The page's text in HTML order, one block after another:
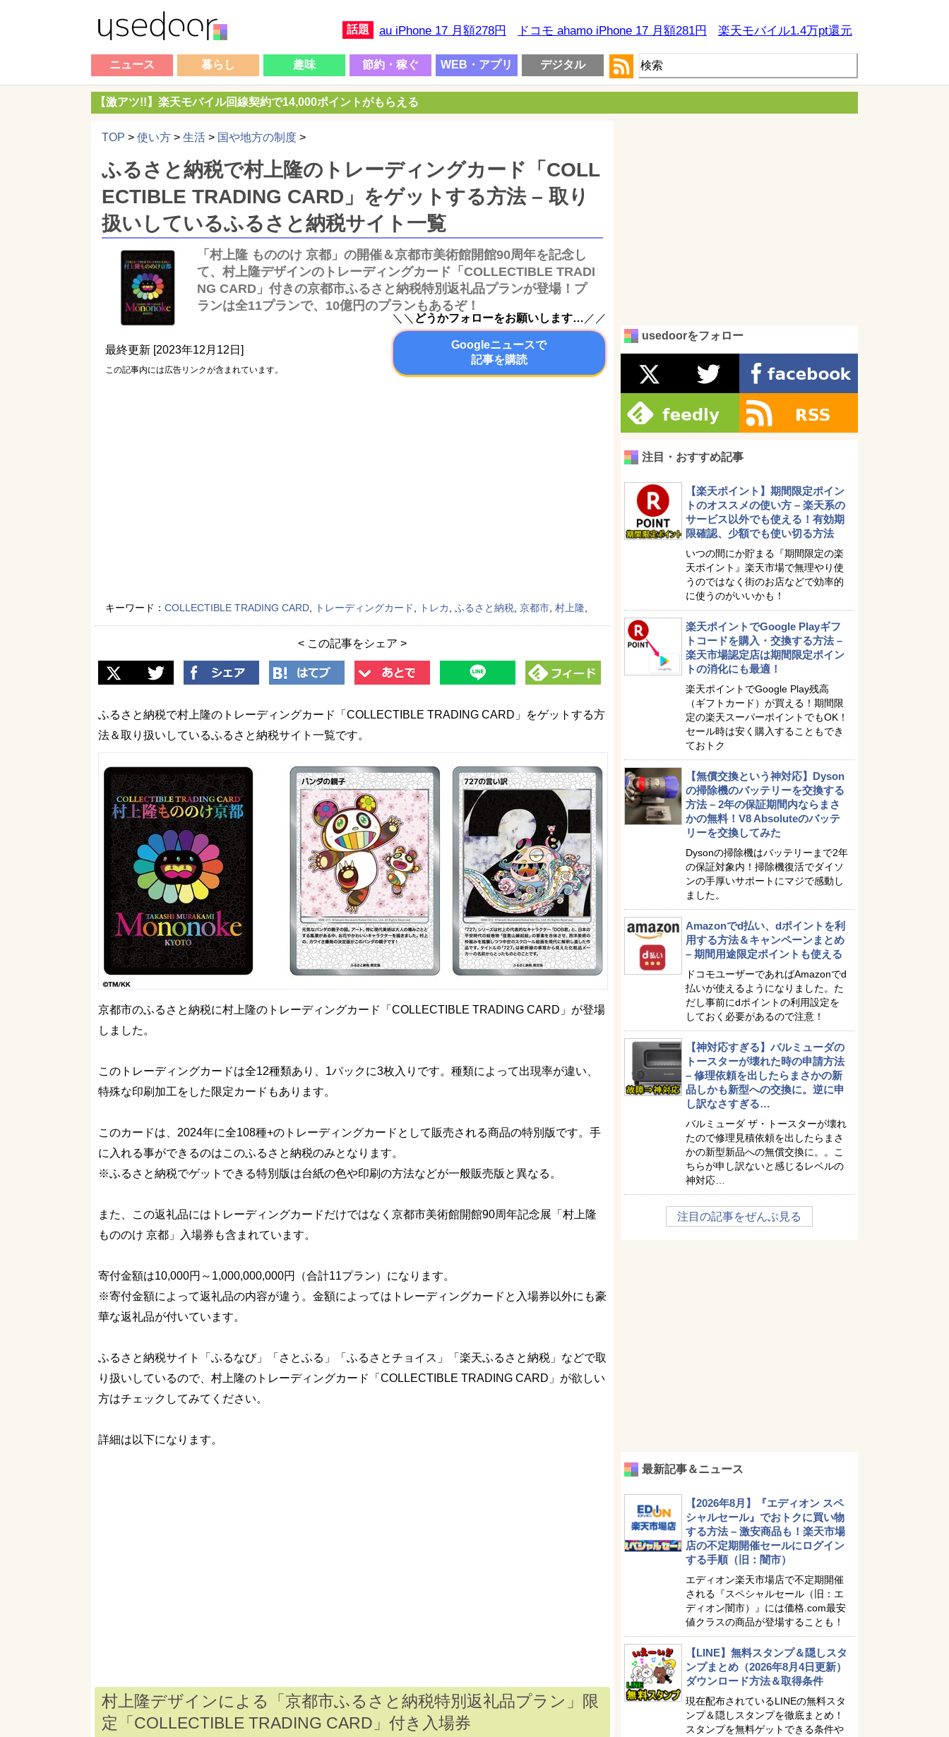
話題 au iPhone 17 月額278円 ドコモ ahamo iPhone 17 月額281円 楽天モバイル1.4万pt還元
ニュース 暮らし 趣味 節約・稼ぐ WEB・アプリ デジタル
【激アツ!!】楽天モバイル回線契約で14,000ポイントがもらえる
TOP > 使い方 > 生活 > 国や地方の制度 >
ふるさと納税で村上隆のトレーディングカード「COLL
ECTIBLE TRADING CARD」をゲットする方法 – 取り
扱いしているふるさと納税サイト一覧
「村上隆 もののけ 京都」の開催＆京都市美術館開館90周年を記念し
て、村上隆デザインのトレーディングカード「COLLECTIBLE TRADI
NG CARD」付きの京都市ふるさと納税特別返礼品プランが登場！プ
ランは全11プランで、10億円のプランもあるぞ！
最終更新 [2023年12月12日]
この記事内には広告リンクが含まれています。
＼＼ どうかフォローをお願いします… ／／
Googleニュースで
記事を購読
キーワード： COLLECTIBLE TRADING CARD トレーディングカード トレカ ふるさと納税 京都市 村上隆
< この記事をシェア >
ふるさと納税で村上隆のトレーディングカード「COLLECTIBLE TRADING CARD」をゲットする方
法＆取り扱いしているふるさと納税サイト一覧です。
京都市のふるさと納税に村上隆のトレーディングカード「COLLECTIBLE TRADING CARD」が登場
しました。
このトレーディングカードは全12種類あり、1パックに3枚入りです。種類によって出現率が違い、
特殊な印刷加工をした限定カードもあります。
このカードは、2024年に全108種+のトレーディングカードとして販売される商品の特別版です。手
に入れる事ができるのはこのふるさと納税のみとなります。
※ふるさと納税でゲットできる特別版は台紙の色や印刷の方法などが一般販売版と異なる。
また、この返礼品にはトレーディングカードだけではなく京都市美術館開館90周年記念展「村上隆
もののけ 京都」入場券も含まれています。
寄付金額は10,000円～1,000,000,000円（合計11プラン）になります。
※寄付金額によって返礼品の内容が違う。金額によってはトレーディングカードと入場券以外にも豪
華な返礼品が付いています。
ふるさと納税サイト「ふるなび」「さとふる」「ふるさとチョイス」「楽天ふるさと納税」などで取
り扱いしているので、村上隆のトレーディングカード「COLLECTIBLE TRADING CARD」が欲しい
方はチェックしてみてください。
詳細は以下になります。
村上隆デザインによる「京都市ふるさと納税特別返礼品プラン」限
定「COLLECTIBLE TRADING CARD」付き入場券
usedoorをフォロー
注目・おすすめ記事
【楽天ポイント】期間限定ポイン
トのオススメの使い方 – 楽天系の
サービス以外でも使える！有効期
限確認、少額でも使い切る方法
いつの間にか貯まる『期間限定の楽
天ポイント』楽天市場で無理やり使
うのではなく街のお店などで効率的
に使うのがいいかも！
楽天ポイントでGoogle Playギフ
トコードを購入・交換する方法 –
楽天市場認定店は期間限定ポイン
トの消化にも最適！
楽天ポイントでGoogle Play残高
（ギフトカード）が買える！期間限
定の楽天スーパーポイントでもOK！
セール時は安く購入することもでき
ておトク
【無償交換という神対応】Dyson
の掃除機のバッテリーを交換する
方法 – 2年の保証期間内ならまさ
かの無料！V8 Absoluteのバッテ
リーを交換してみた
Dysonの掃除機はバッテリーまで2年
の保証対象内！掃除機復活でダイソ
ンの手厚いサポートにマジで感動し
ました。
Amazonでd払い、dポイントを利
用する方法＆キャンペーンまとめ
– 期間用途限定ポイントも使える
ドコモユーザーであればAmazonでd
払いが使えるようになりました。た
だし事前にdポイントの利用設定を
しておく必要があるので注意！
【神対応すぎる】バルミューダの
トースターが壊れた時の申請方法
– 修理依頼を出したらまさかの新
品しかも新型への交換に。逆に申
し訳なさすぎる…
バルミューダ ザ・トースターが壊れ
たので修理見積依頼を出したらまさ
かの新型新品への無償交換に。。こ
ちらが申し訳ないと感じるレベルの
神対応…
注目の記事をぜんぶ見る
最新記事＆ニュース
【2026年8月】『エディオン スペ
シャルセール』でおトクに買い物
する方法 – 激安商品も！楽天市場
店の不定期開催セールにログイン
する手順（旧：闇市）
エディオン楽天市場店で不定期開催
される『スペシャルセール（旧：エ
ディオン闇市）』には価格.com最安
値クラスの商品が登場することも！
【LINE】無料スタンプ＆隠しスタ
ンプまとめ（2026年8月4日更新）
ダウンロード方法＆取得条件
現在配布されているLINEの無料スタ
ンプ＆隠しスタンプを徹底まとめ！
スタンプを無料ゲットできる条件や